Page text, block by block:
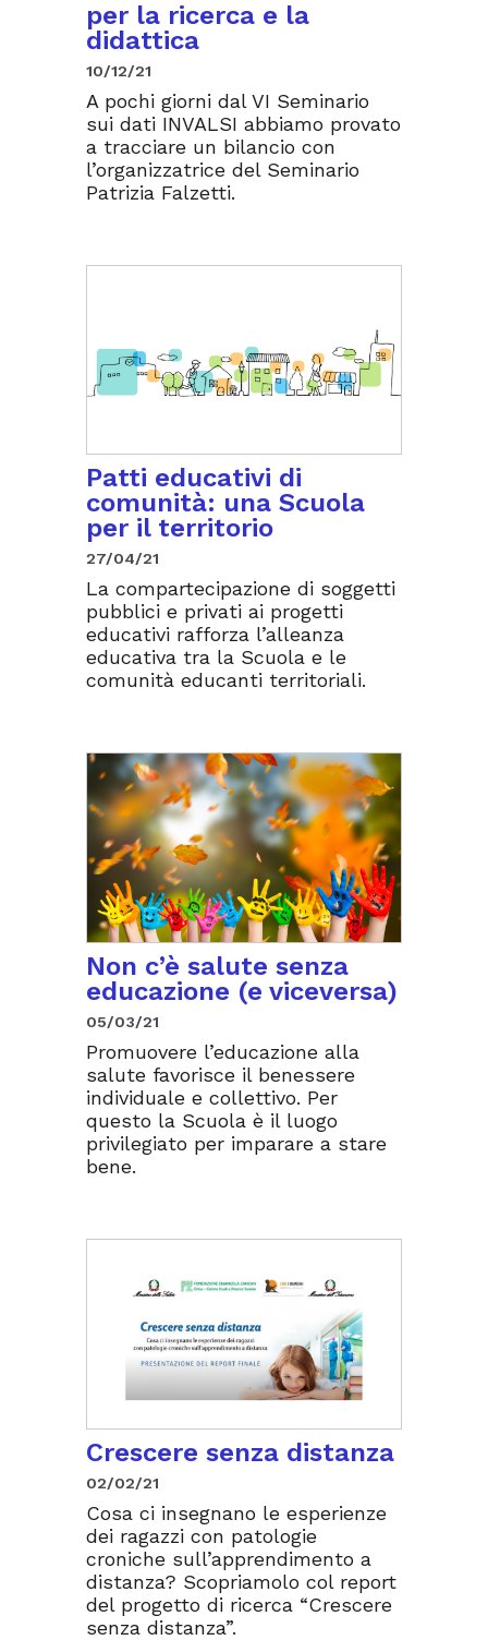
per la ricerca e la
didattica
10/12/21
A pochi giorni dal VI Seminario
sui dati INVALSI abbiamo provato
a tracciare un bilancio con
l’organizzatrice del Seminario
Patrizia Falzetti.
Patti educativi di
comunità: una Scuola
per il territorio
27/04/21
La compartecipazione di soggetti
pubblici e privati ai progetti
educativi rafforza l’alleanza
educativa tra la Scuola e le
comunità educanti territoriali.
Non c’è salute senza
educazione (e viceversa)
05/03/21
Promuovere l’educazione alla
salute favorisce il benessere
individuale e collettivo. Per
questo la Scuola è il luogo
privilegiato per imparare a stare
bene.
Crescere senza distanza
02/02/21
Cosa ci insegnano le esperienze
dei ragazzi con patologie
croniche sull’apprendimento a
distanza? Scopriamolo col report
del progetto di ricerca “Crescere
senza distanza”.